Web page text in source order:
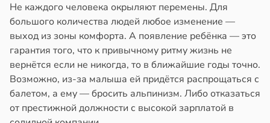
Не каждого человека окрыляют перемены. Для
большого количества людей любое изменение —
выход из зоны комфорта. А появление ребёнка — это
гарантия того, что к привычному ритму жизнь не
вернётся если не никогда, то в ближайшие годы точно.
Возможно, из-за малыша ей придётся распрощаться с
балетом, а ему — бросить альпинизм. Либо отказаться
от престижной должности с высокой зарплатой в